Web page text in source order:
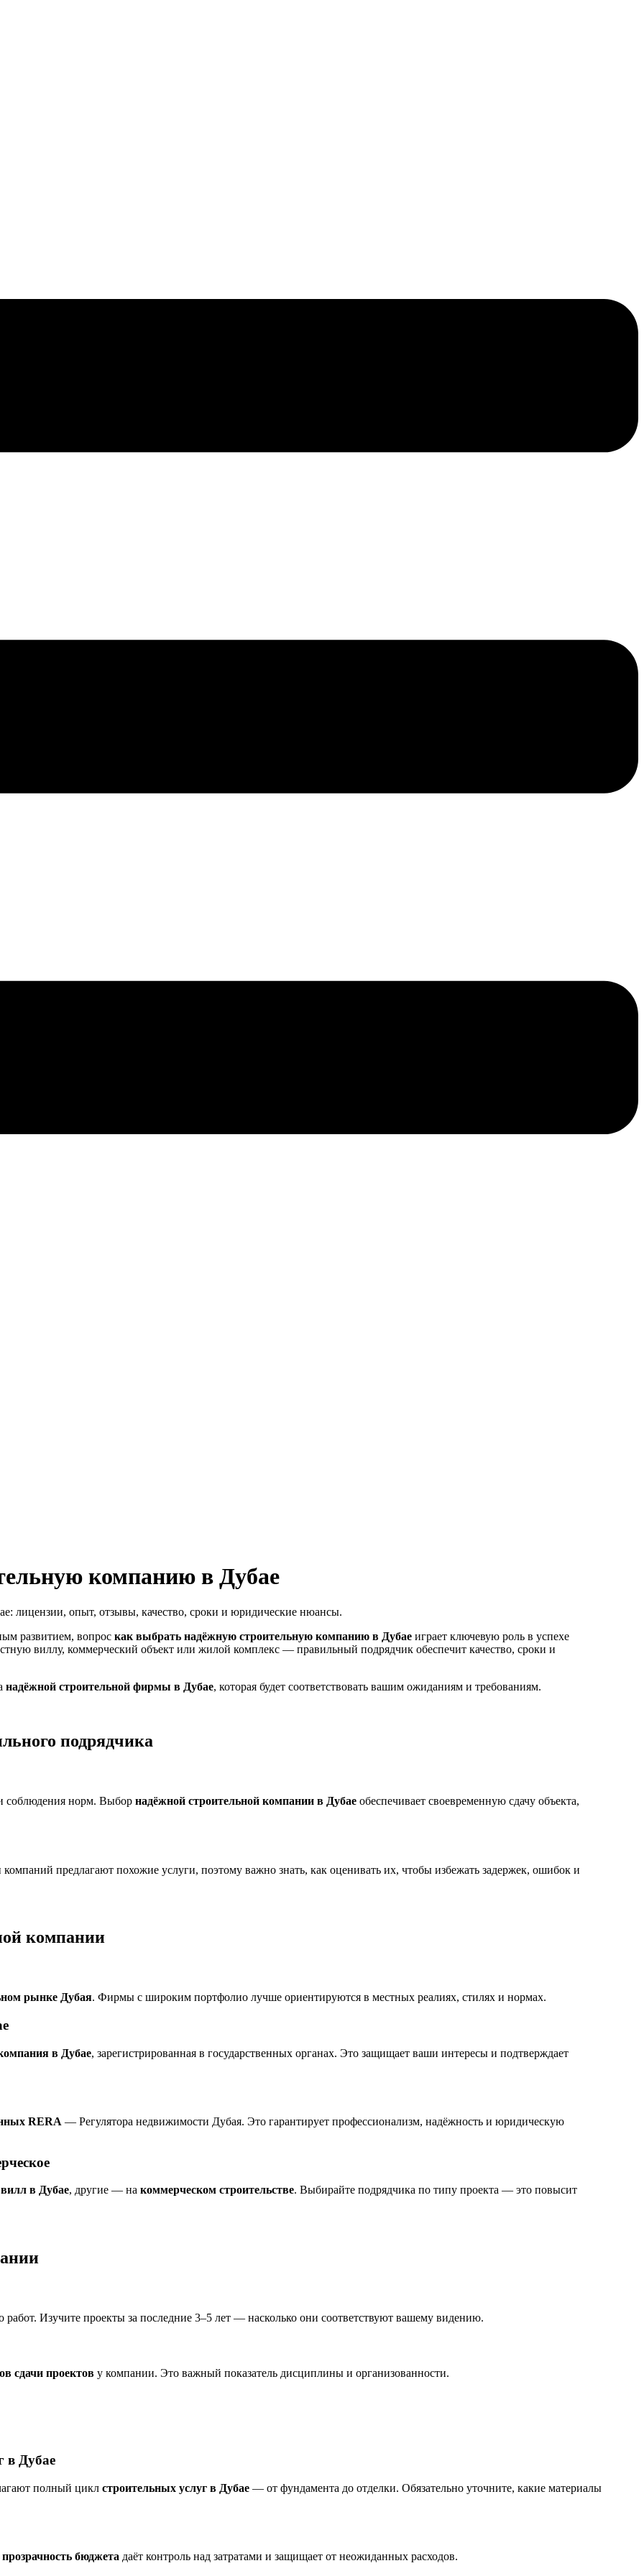
компанию в Дубае
лицензии, опыт, отзывы, качество, сроки и юридические нюансы.
развитием, вопрос как выбрать надёжную строительную компанию в Дубае играет ключевую роль в успехе
виллу, коммерческий объект или жилой комплекс — правильный подрядчик обеспечит качество, сроки и
надёжной строительной фирмы в Дубае, которая будет соответствовать вашим ожиданиям и требованиям.
подрядчика
соблюдения норм. Выбор надёжной строительной компании в Дубае обеспечивает своевременную сдачу объекта,
предлагают похожие услуги, поэтому важно знать, как оценивать их, чтобы избежать задержек, ошибок и
компании
рынке Дубая. Фирмы с широким портфолио лучше ориентируются в местных реалиях, стилях и нормах.
в Дубае, зарегистрированная в государственных органах. Это защищает ваши интересы и подтверждает
RERA — Регулятора недвижимости Дубая. Это гарантирует профессионализм, надёжность и юридическую
в Дубае, другие — на коммерческом строительстве. Выбирайте подрядчика по типу проекта — это повысит
Изучите проекты за последние 3–5 лет — насколько они соответствуют вашему видению.
сдачи проектов у компании. Это важный показатель дисциплины и организованности.
в Дубае
полный цикл строительных услуг в Дубае — от фундамента до отделки. Обязательно уточните, какие материалы
прозрачность бюджета даёт контроль над затратами и защищает от неожиданных расходов.